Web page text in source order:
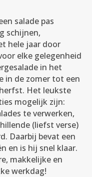
salade pas
schijnen,
hele jaar door
elke gelegenheid
in het
in de zomer tot een
Het leukste
mogelijk zijn:
te verwerken,
(liefst verse)
Daarbij bevat een
en is hij snel klaar.
makkelijke en
werkdag!